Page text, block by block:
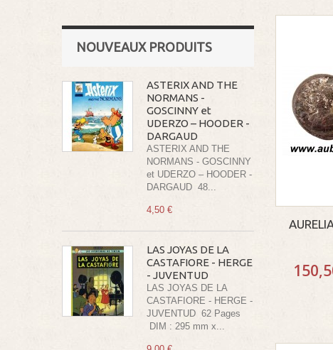
NOUVEAUX PRODUITS
ASTERIX AND THE
NORMANS -
GOSCINNY et
UDERZO – HOODER -
DARGAUD
ASTERIX AND THE
NORMANS - GOSCINNY
et UDERZO – HOODER -
DARGAUD 48...
4,50 €
LAS JOYAS DE LA
CASTAFIORE - HERGE
- JUVENTUD
LAS JOYAS DE LA
CASTAFIORE - HERGE -
JUVENTUD 62 Pages
DIM : 295 mm x...